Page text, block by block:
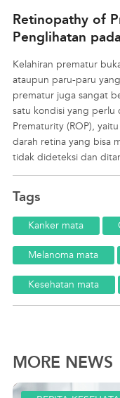
Retinopathy of
Penglihatan
Kelahiran prematur
ataupun paru-paru
prematur juga sangat
satu kondisi yang perlu
Prematurity (ROP),
darah retina yang bisa
tidak dideteksi dan
Tags
Kanker mata
Melanoma mata
Kesehatan mata
MORE NEWS